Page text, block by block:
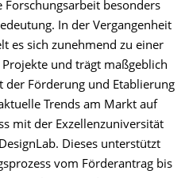
besonders
In der Vergangenheit
es sich zunehmend zu einer
und trägt maßgeblich
der Förderung und Etablierung
Trends am Markt auf
mit der Exzellenzuniversität
Dieses unterstützt
vom Förderantrag bis